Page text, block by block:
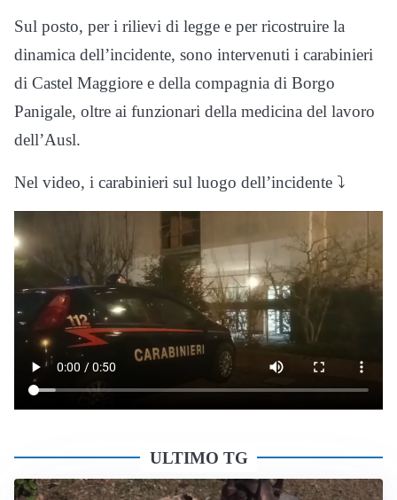
Sul posto, per i rilievi di legge e per ricostruire la
dinamica dell’incidente, sono intervenuti i carabinieri
di Castel Maggiore e della compagnia di Borgo
Panigale, oltre ai funzionari della medicina del lavoro
dell’Ausl.
Nel video, i carabinieri sul luogo dell’incidente ⤵
ULTIMO TG